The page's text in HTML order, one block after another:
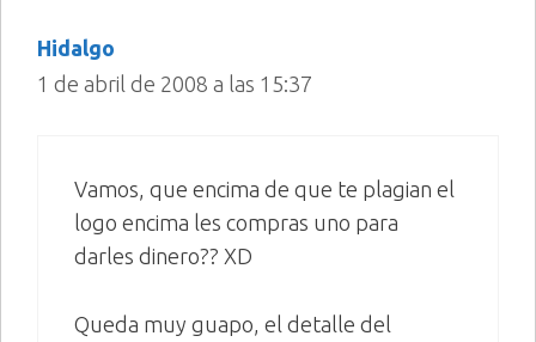
Hidalgo
1 de abril de 2008 a las 15:37
Vamos, que encima de que te plagian el
logo encima les compras uno para
darles dinero?? XD
Queda muy guapo, el detalle del